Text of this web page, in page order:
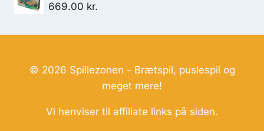
669.00 kr.
© 2026 Spillezonen - Brætspil, puslespil og
meget mere!
Vi henviser til affiliate links på siden.